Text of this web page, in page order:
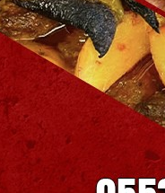
Burcu
- 18 Şubat)
Kova Burcu